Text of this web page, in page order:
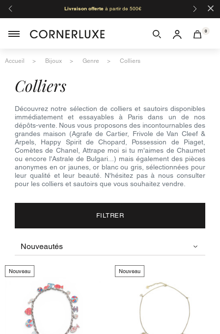
Livraison offerteà partir de 500€ ×
0
Accueil Bijoux Genre Colliers
colliers
Découvrez notre sélection de colliers et sautoirs disponibles
immédiatement et essayables à Paris dans un de nos
dépôts-vente. Nous vous proposons des incontournables des
grandes maison (Agrafe de Cartier, Frivole de Van Cleef &
Arpels, Happy Spirit de Chopard, Possession de Piaget,
Comètes de Chanel, Attrape moi si tu m'aimes de Chaumet
ou encore l'Astrale de Bulgari...) mais également des pièces
anonymes en or jaunes, or blanc ou gris, sélectionnées pour
leur qualité et leur beauté. N'hésitez pas à nous consulter
pour les colliers et sautoirs que vous souhaitez vendre.
FILTRER
Nouveau Nouveau